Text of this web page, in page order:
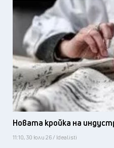
Новата кройка на
11:10, 30 юли 26 / Idealisti